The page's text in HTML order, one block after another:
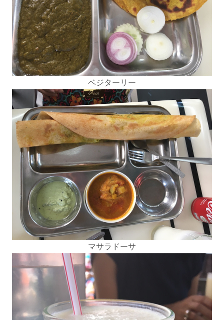
ベジターリー
マサラドーサ